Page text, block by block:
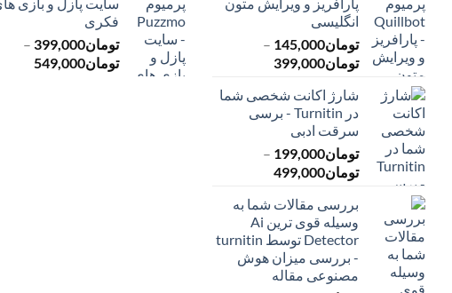
پارافریز و ویرایش متون
انگلیسی
تومان145,000
–
تومان399,000
تومان145,000
تا
شارژ اکانت شخصی شما
در Turnitin - برسی
سرقت ادبی
تومان199,000
–
تومان499,000محدوده
تومان199,000
تا
تومان499,000
بررسی مقالات شما به
وسیله قوی ترین Ai
Detector توسط turnitin
- بررسی میزان هوش
مصنوعی مقاله
سایت پازل و بازی
فکری
تومان399,000
–
تومان549,000